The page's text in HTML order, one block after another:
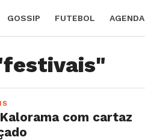
GOSSIP FUTEBOL AGENDA
com cartaz